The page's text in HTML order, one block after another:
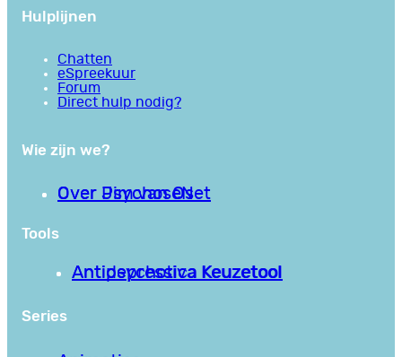
Hulplijnen
Chatten
eSpreekuur
Forum
Direct hulp nodig?
Wie zijn we?
Over PsychoseNet
Over Jim van Os
Tools
Antipsychotica Keuzetool
Antidepressiva Keuzetool
Series